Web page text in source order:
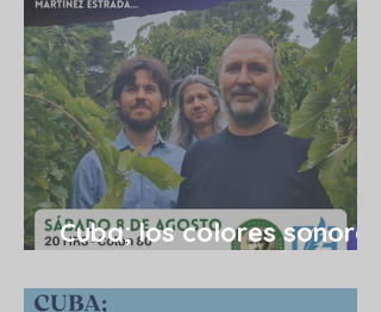
Cuba; los colores sonoros